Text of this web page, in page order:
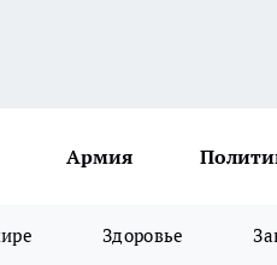
Армия
Здоровье